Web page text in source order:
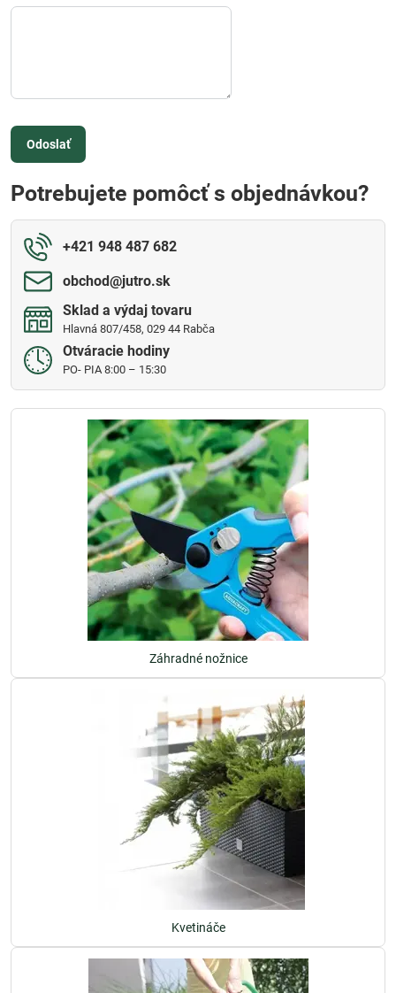
Odoslať
Potrebujete pomôcť s objednávkou?
+421 948 487 682
obchod​@jutro​.sk
Sklad a výdaj tovaru
Hlavná 807/458, 029 44 Rabča
Otváracie hodiny
PO- PIA 8:00 – 15:30
Záhradné nožnice
Kvetináče